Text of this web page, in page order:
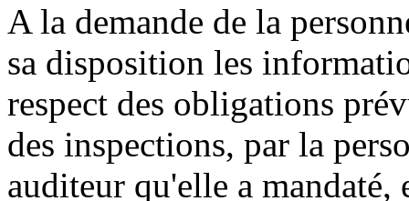
A la demande de la
sa disposition les
respect des obligations
des inspections, par la
auditeur qu'elle a mandaté,